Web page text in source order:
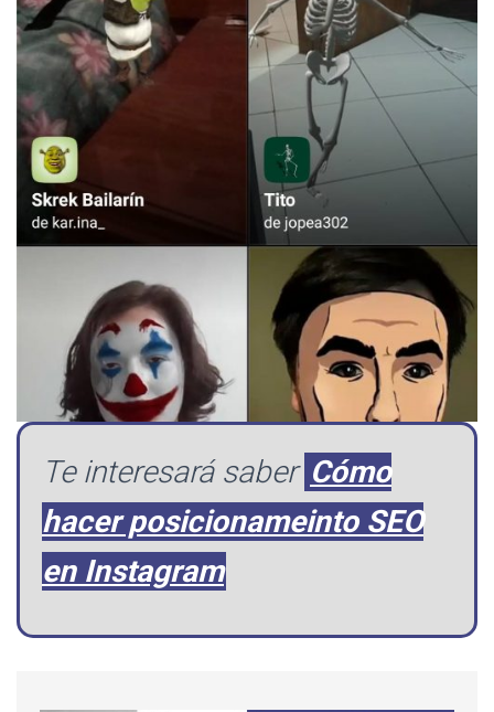
Te interesará saber Cómo
hacer posicionameinto SEO
en Instagram